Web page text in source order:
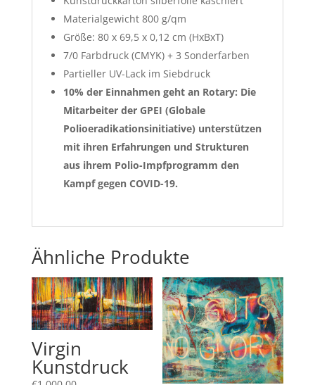
Materialgewicht 800 g/qm
Größe: 80 x 69,5 x 0,12 cm (HxBxT)
7/0 Farbdruck (CMYK) + 3 Sonderfarben
Partieller UV-Lack im Siebdruck
10% der Einnahmen geht an Rotary: Die
Mitarbeiter der GPEI (Globale
Polioeradikationsinitiative) unterstützen
mit ihren Erfahrungen und Strukturen
aus ihrem Polio-Impfprogramm den
Kampf gegen COVID-19.
Ähnliche Produkte
Virgin
Kunstdruck